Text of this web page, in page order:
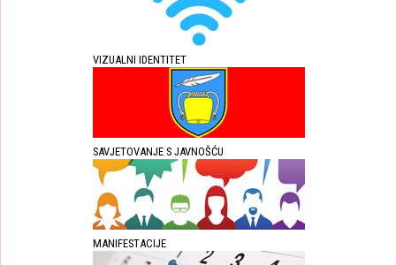
VIZUALNI IDENTITET
SAVJETOVANJE S JAVNOŠĆU
MANIFESTACIJE